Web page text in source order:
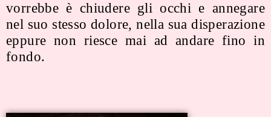
vorrebbe è chiudere gli occhi e annegare
nel suo stesso dolore, nella sua disperazione
eppure non riesce mai ad andare fino in
fondo.